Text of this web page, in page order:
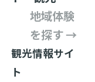
地域体験
を探す →
観光情報サイ
ト